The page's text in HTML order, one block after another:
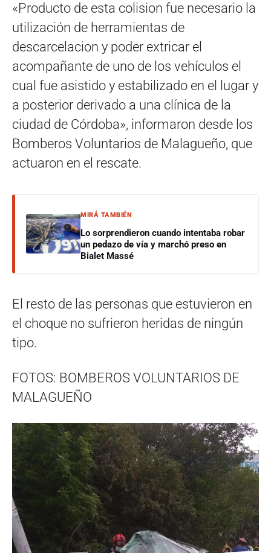
«Producto de esta colision fue necesario la
utilización de herramientas de
descarcelacion y poder extricar el
acompañante de uno de los vehículos el
cual fue asistido y estabilizado en el lugar y
a posterior derivado a una clínica de la
ciudad de Córdoba», informaron desde los
Bomberos Voluntarios de Malagueño, que
actuaron en el rescate.
MIRÁ TAMBIÉN
Lo sorprendieron cuando intentaba robar
un pedazo de vía y marchó preso en
Bialet Massé
El resto de las personas que estuvieron en
el choque no sufrieron heridas de ningún
tipo.
FOTOS: BOMBEROS VOLUNTARIOS DE
MALAGUEÑO